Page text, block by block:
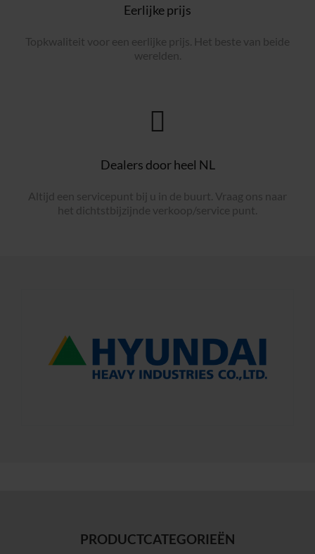
Eerlijke prijs
Topkwaliteit voor een eerlijke prijs. Het beste van beide
werelden.
Dealers door heel NL
Altijd een servicepunt bij u in de buurt. Vraag ons naar
het dichtstbijzijnde verkoop/service punt.
PRODUCTCATEGORIEËN